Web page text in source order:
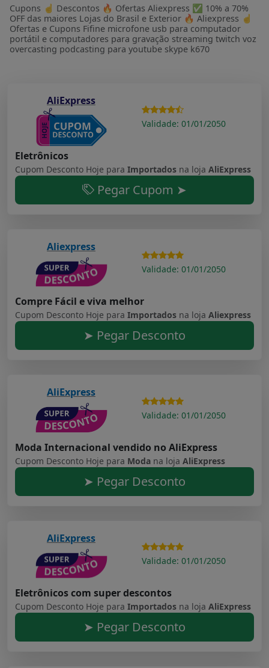
Cupons ☝ Descontos 🔥 Ofertas Aliexpress ✅ 10% a 70%
OFF das maiores Lojas do Brasil e Exterior 🔥 Aliexpress ☝
Ofertas e Cupons Fifine microfone usb para computador
portátil e computadores para gravação streaming twitch voz
overcasting podcasting para youtube skype k670
AliExpress
Validade: 01/01/2050
Eletrônicos
Cupom Desconto Hoje para Importados na loja AliExpress
Pegar Cupom ➤
Aliexpress
Validade: 01/01/2050
Compre Fácil e viva melhor
Cupom Desconto Hoje para Importados na loja Aliexpress
➤ Pegar Desconto
AliExpress
Validade: 01/01/2050
Moda Internacional vendido no AliExpress
Cupom Desconto Hoje para Moda na loja AliExpress
➤ Pegar Desconto
AliExpress
Validade: 01/01/2050
Eletrônicos com super descontos
Cupom Desconto Hoje para Importados na loja AliExpress
➤ Pegar Desconto